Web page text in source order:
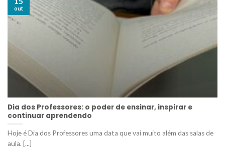
Dia dos Professores: o poder de ensinar, inspirar e
continuar aprendendo
Hoje é Dia dos Professores uma data que vai muito além das salas de
aula. [...]
out